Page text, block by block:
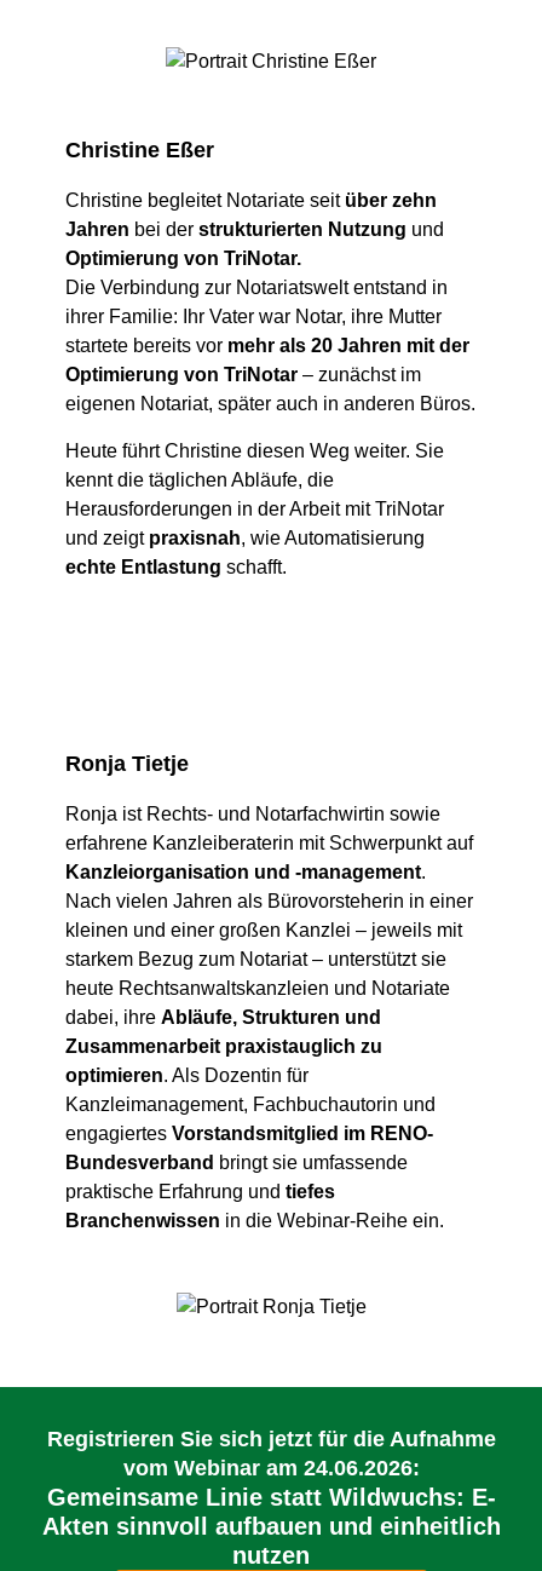
Christine Eßer
Christine begleitet Notariate seit über zehn
Jahren bei derstrukturierten Nutzung und
Optimierung von TriNotar.
Die Verbindung zur Notariatswelt entstand in
ihrer Familie: Ihr Vater war Notar, ihre Mutter
startete bereits vor mehr als 20 Jahren mit der
Optimierung von TriNotar – zunächst im
eigenen Notariat, später auch in anderen Büros.
Heute führt Christine diesen Weg weiter. Sie
kennt die täglichen Abläufe, die
Herausforderungen in der Arbeit mit TriNotar
und zeigt praxisnah, wie Automatisierung
echte Entlastungschafft.
Ronja Tietje
Ronja ist Rechts- und Notarfachwirtin sowie
erfahrene Kanzleiberaterin mit Schwerpunkt auf
Kanzleiorganisation und -management.
Nach vielen Jahren als Bürovorsteherin in einer
kleinen und einer großen Kanzlei – jeweils mit
starkem Bezug zum Notariat – unterstützt sie
heute Rechtsanwaltskanzleien und Notariate
dabei, ihreAbläufe, Strukturen und
Zusammenarbeit praxistauglich zu
optimieren. Als Dozentin für
Kanzleimanagement, Fachbuchautorin und
engagiertesVorstandsmitglied im RENO-
Bundesverband bringt sie umfassende
praktische Erfahrung undtiefes
Branchenwissen in die Webinar-Reihe ein.
Registrieren Sie sich jetzt für die Aufnahme
vom Webinar am 24.06.2026:
Gemeinsame Linie statt Wildwuchs: E-
Akten sinnvoll aufbauen und einheitlich
nutzen